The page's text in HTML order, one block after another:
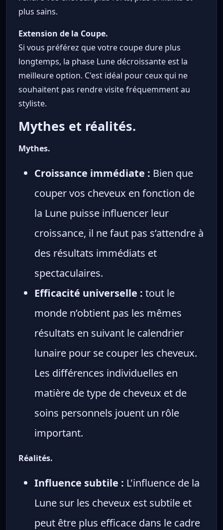
plus sains.
Extension de la Coupe.
Si vous préférez que votre coupe dure plus
longtemps, la phase Lune décroissante est la
meilleure option. C'est idéal pour ceux qui ne
souhaitent pas rendre visite fréquemment au
styliste.
Mythes et réalités.
Mythes.
Croissance immédiate : Bien que
couper vos cheveux en fonction de
la Lune puisse influencer leur
croissance, il ne faut pas s’attendre à
des résultats immédiats et
spectaculaires.
Efficacité universelle : tout le
monde n’obtient pas les mêmes
résultats en suivant le calendrier
lunaire pour se couper les cheveux.
Les différences individuelles en
matière de type de cheveux et de
soins personnels jouent un rôle
important.
Réalités.
Influence subtile : L'influence de la
Lune sur les cheveux est subtile et
peut être plus efficace dans le cadre